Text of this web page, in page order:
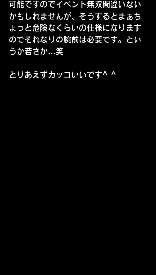
可能ですのでイベント無双間違いない
かもしれませんが、そうするとまぁち
ょっと危険なくらいの仕様になります
のでそれなりの腕前は必要です。とい
うか若さか…笑
とりあえずカッコいいです^ ^